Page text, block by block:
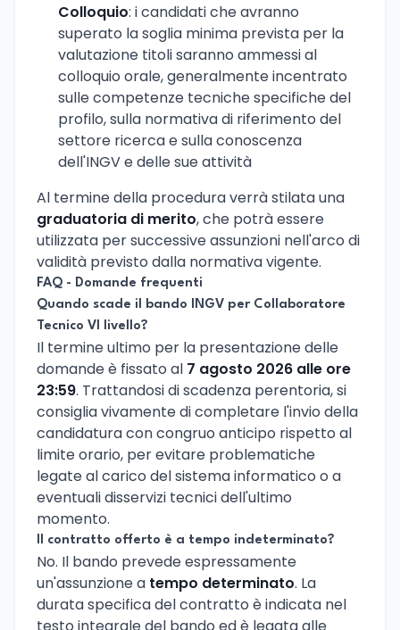
Colloquio: i candidati che avranno
superato la soglia minima prevista per la
valutazione titoli saranno ammessi al
colloquio orale, generalmente incentrato
sulle competenze tecniche specifiche del
profilo, sulla normativa di riferimento del
settore ricerca e sulla conoscenza
dell'INGV e delle sue attività
Al termine della procedura verrà stilata una
graduatoria di merito, che potrà essere
utilizzata per successive assunzioni nell'arco di
validità previsto dalla normativa vigente.
FAQ - Domande frequenti
Quando scade il bando INGV per Collaboratore
Tecnico VI livello?
Il termine ultimo per la presentazione delle
domande è fissato al 7 agosto 2026 alle ore
23:59. Trattandosi di scadenza perentoria, si
consiglia vivamente di completare l'invio della
candidatura con congruo anticipo rispetto al
limite orario, per evitare problematiche
legate al carico del sistema informatico o a
eventuali disservizi tecnici dell'ultimo
momento.
Il contratto offerto è a tempo indeterminato?
No. Il bando prevede espressamente
un'assunzione a tempo determinato. La
durata specifica del contratto è indicata nel